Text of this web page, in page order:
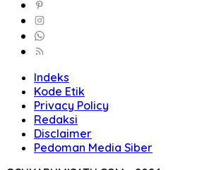
Indeks
Kode Etik
Privacy Policy
Redaksi
Disclaimer
Pedoman Media Siber